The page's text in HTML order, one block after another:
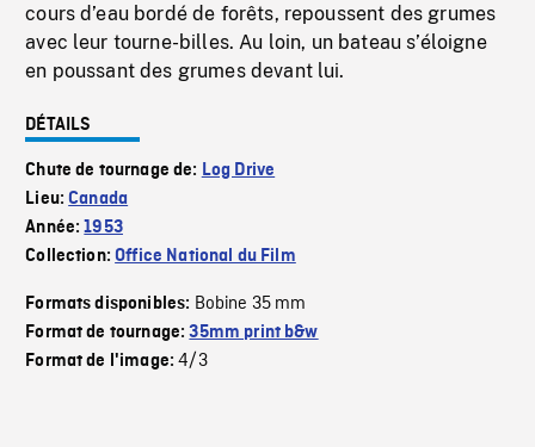
cours d’eau bordé de forêts, repoussent des grumes
avec leur tourne-billes. Au loin, un bateau s’éloigne
en poussant des grumes devant lui.
DÉTAILS
Chute de tournage de: Log Drive
Lieu:Canada
Année:1953
Collection:Office National du Film
Formats disponibles: Bobine 35 mm
Format de tournage:35mm print b&w
Format de l'image:4/3